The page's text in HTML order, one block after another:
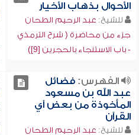
الأحوال بذهاب الأخيار
للشيخ: عبد الرحيم الطحان
جزء من محاضرة ( شرح الترمذي
- باب الاستنجاء بالحجرين [9])
الفهرس:فضائل
عبد الله بن مسعود
المأخوذة من بعض آي
القرآن
للشيخ: عبد الرحيم الطحان